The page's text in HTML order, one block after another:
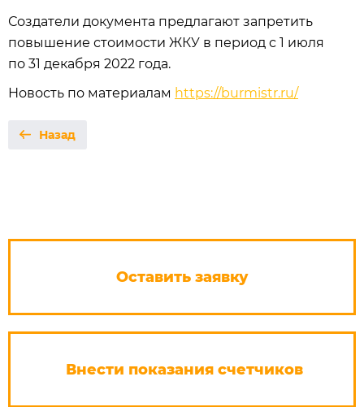
Создатели документа предлагают запретить
повышение стоимости ЖКУ в период с 1 июля
по 31 декабря 2022 года.
Новость по материалам https://burmistr.ru/
Назад
Оставить заявку
Внести показания счетчиков